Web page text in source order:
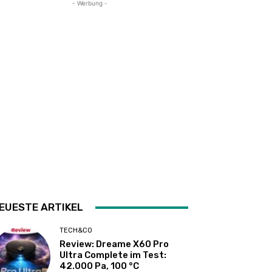
- Werbung -
ARTIKEL
TECH&CO
Review: Dreame X60 Pro
Ultra Complete im Test:
42.000 Pa, 100 °C